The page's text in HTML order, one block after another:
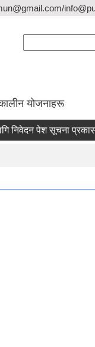
योजनाहरू
पेश सूचना प्रकासन